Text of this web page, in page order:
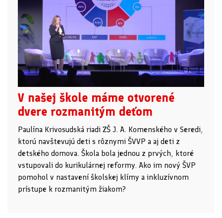
V našej škole máme otvorené
dvere rozmanitým deťom
Paulína Krivosudská riadi ZŠ J. A. Komenského v Seredi,
ktorú navštevujú deti s rôznymi ŠVVP a aj deti z
detského domova. Škola bola jednou z prvých, ktoré
vstupovali do kurikulárnej reformy. Ako im nový ŠVP
pomohol v nastavení školskej klímy a inkluzívnom
prístupe k rozmanitým žiakom?